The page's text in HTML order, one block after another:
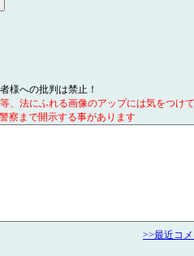
様への批判は禁止！
、法にふれる画像のアップには気をつけ
察まで開示する事があります
>>最近コ